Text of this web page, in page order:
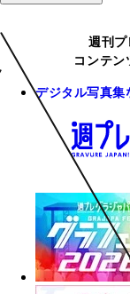
週刊プ
コンテン
デジタル写真集